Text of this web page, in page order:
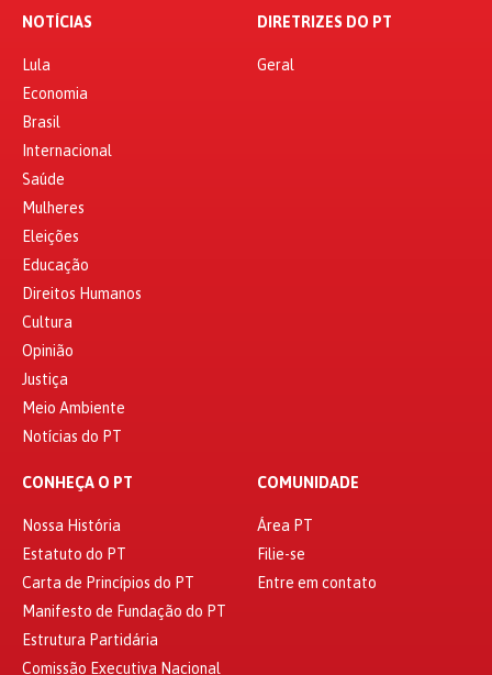
NOTÍCIAS
Lula
Economia
Brasil
Internacional
Saúde
Mulheres
Eleições
Educação
Direitos Humanos
Cultura
Opinião
Justiça
Meio Ambiente
Notícias do PT
DIRETRIZES DO PT
Geral
CONHEÇA O PT
Nossa História
Estatuto do PT
Carta de Princípios do PT
Manifesto de Fundação do PT
Estrutura Partidária
Comissão Executiva Nacional
COMUNIDADE
Área PT
Filie-se
Entre em contato